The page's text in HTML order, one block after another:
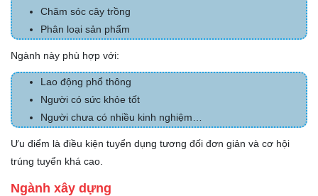
Chăm sóc cây trồng
Phân loại sản phẩm
Ngành này phù hợp với:
Lao động phổ thông
Người có sức khỏe tốt
Người chưa có nhiều kinh nghiệm…
Ưu điểm là điều kiện tuyển dụng tương đối đơn giản và cơ hội
trúng tuyển khá cao.
Ngành xây dựng